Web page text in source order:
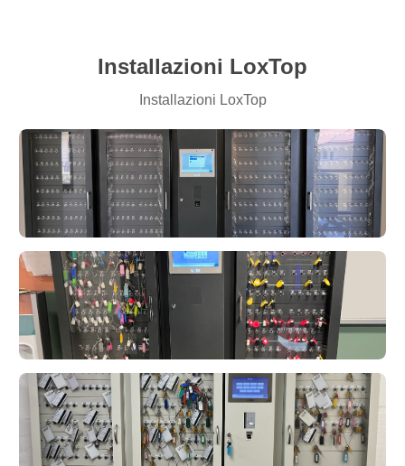
Installazioni LoxTop
Installazioni LoxTop
LoxTop
LoxTop
LoxTop
LoxTop